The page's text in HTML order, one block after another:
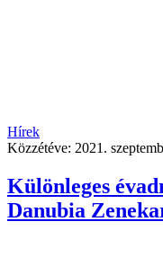
Hírek
Közzétéve: 2021.
Különleges
Danubia